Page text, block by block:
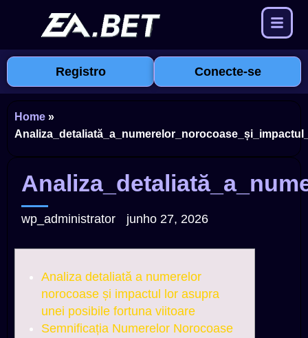
Registro Conecte-se
Home »
wp_administrator junho 27, 2026
Analiza detaliată a numerelor
norocoase și impactul lor asupra
unei posibile fortuna viitoare
Semnificația Numerelor Norocoase